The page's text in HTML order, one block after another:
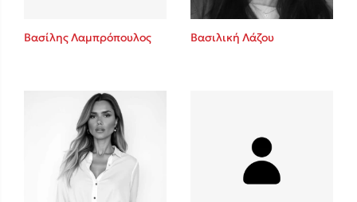
Δανάη Δεληγεώργη
Mel Robbins
Βασίλης Λαμπρόπουλος Βασιλική Λάζου